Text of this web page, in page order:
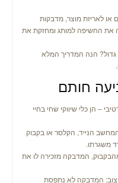
או לאריזת מוצר, מדבקות
את החשיפה למותג ומחזקת את
גדול? הנה המדריך המלא
חותם
– הן כלי שיווקי שחי בחיי
הנייד, הקלסר או בקבוק
משגרתו.
המדבקה מזכירה לו את
המדבקה לא נתפסת